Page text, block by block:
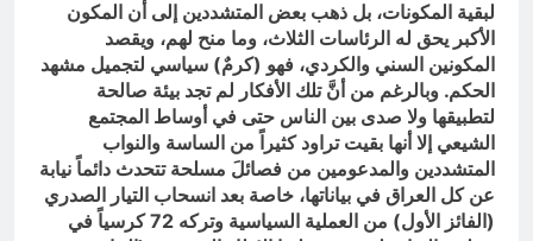
لبقية المكونات، بل ذهب بعض المتشددين إلى أن المكون
الأكبر يحق له الرئاسات الثلاث، وما منح لهم، ويقصد
المكونين السني والكردي، فهو (كرمٌ) سياسي لتجميل مشهد
الحكم. وبالرغم من أنَّ تلك الأفكار لم تجد بيئة صالحة
لتطبيقها ولا صدى بين الناس حتى في أوساط المجتمع
الشيعي إلا أنها بقيت تراود كثيراً من الساسة والنواب
المتشددين والمدعومين من فصائلَ مسلحة تتحدث دائماً نيابة
عن كل العراق في بياناتها، خاصة بعد انسحاب التيار الصدري
(الفائز الأول) من العملية السياسية وتركه 72 كرسياً في